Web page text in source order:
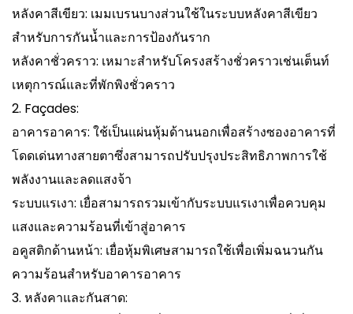
หลังคาสีเขียว: เมมเบรนบางส่วนใช้ในระบบหลังคาสีเขียว
สำหรับการกันน้ำและการป้องกันราก
หลังคาชั่วคราว: เหมาะสำหรับโครงสร้างชั่วคราวเช่นเต็นท์
เหตุการณ์และที่พักพิงชั่วคราว
2. Façades:
อาคารอาคาร: ใช้เป็นแผ่นหุ้มด้านนอกเพื่อสร้างซองอาคารที่
โดดเด่นทางสายตาซึ่งสามารถปรับปรุงประสิทธิภาพการใช้
พลังงานและลดแสงจ้า
ระบบแรเงา: เยื่อสามารถรวมเข้ากับระบบแรเงาเพื่อควบคุม
แสงและความร้อนที่เข้าสู่อาคาร
อคูสติกด้านหน้า: เยื่อหุ้มพิเศษสามารถใช้เพื่อเพิ่มฉนวนกัน
ความร้อนสำหรับอาคารอาคาร
3. หลังคาและกันสาด: